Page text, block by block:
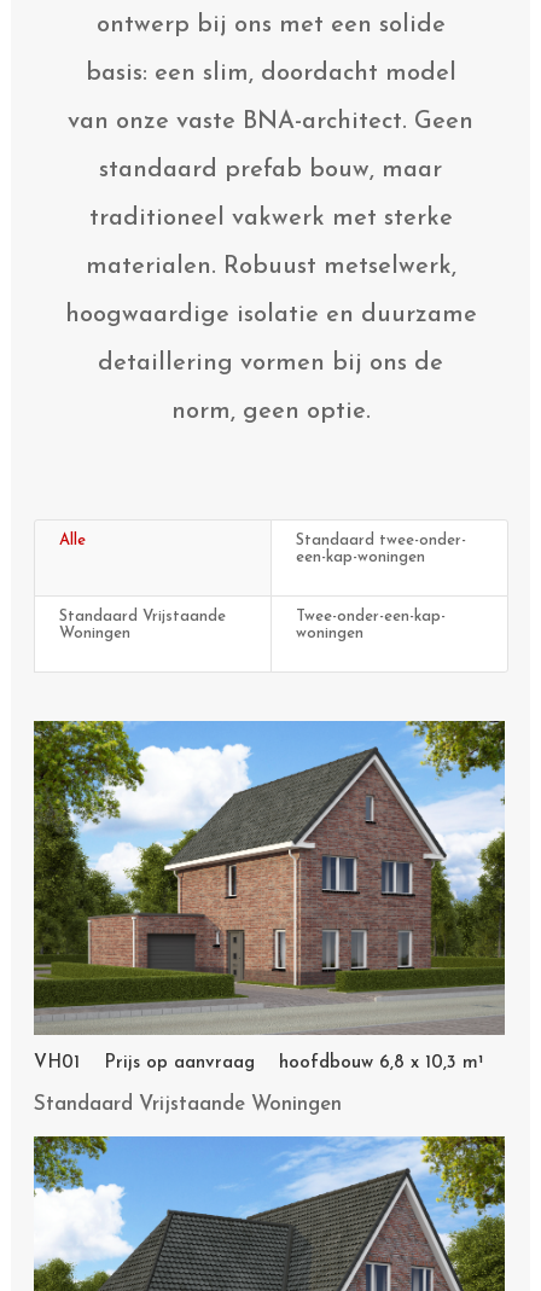
ontwerp bij ons met een solide
basis: een slim, doordacht model
van onze vaste BNA-architect. Geen
standaard prefab bouw, maar
traditioneel vakwerk met sterke
materialen. Robuust metselwerk,
hoogwaardige isolatie en duurzame
detaillering vormen bij ons de
norm, geen optie.
Alle
Standaard twee-onder-
een-kap-woningen
Standaard Vrijstaande
Woningen
Twee-onder-een-kap-
woningen
VH01 Prijs op aanvraag hoofdbouw 6,8 x 10,3 m¹
Standaard Vrijstaande Woningen